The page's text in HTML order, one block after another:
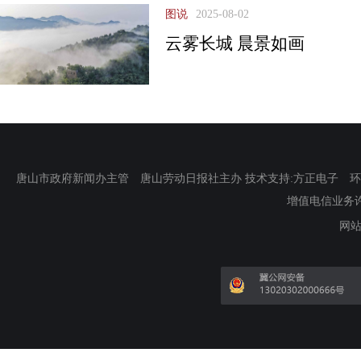
图说 2025-08-02
云雾长城 晨景如画
唐山市政府新闻办主管 唐山劳动日报社主办 技术支持:方正电子
增值电信业务
网